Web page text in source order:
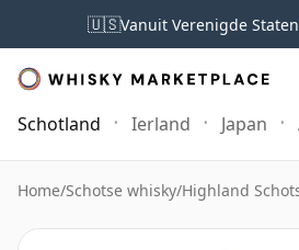
🇺🇸Vanuit Verenigde
Schotland Ierland Japan
Home/Schotse whisky/Highland